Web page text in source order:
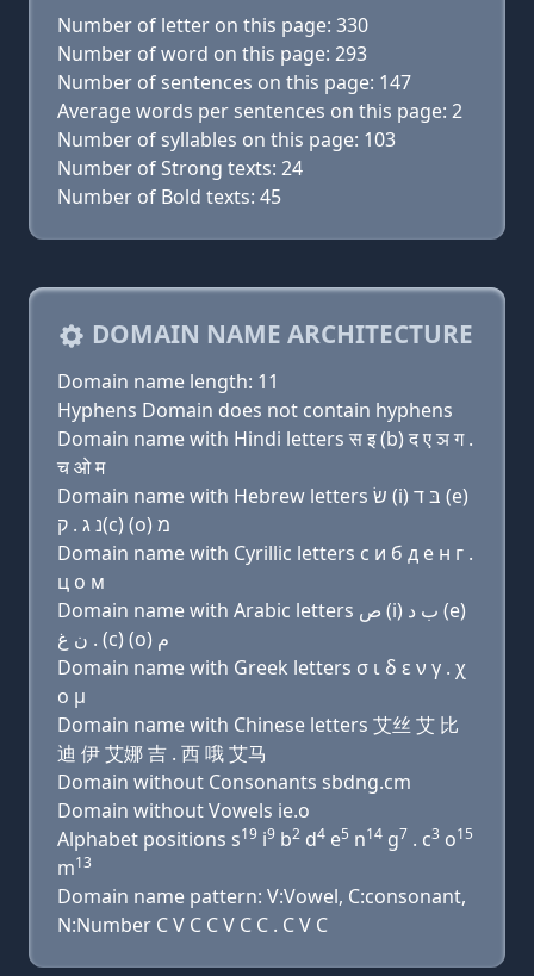
Number of letter on this page: 330
Number of word on this page: 293
Number of sentences on this page: 147
Average words per sentences on this page: 2
Number of syllables on this page: 103
Number of Strong texts: 24
Number of Bold texts: 45
DOMAIN NAME ARCHITECTURE
Domain name length: 11
Hyphens Domain does not contain hyphens
Domain name with Hindi letters स इ (b) द ए ञ ग .
च ओ म
Domain name with Hebrew letters שׂ (i) בּ ד (e)
נ ג . ק(c) (ο) מ
Domain name with Cyrillic letters с и б д e н г .
ц о м
Domain name with Arabic letters ﺹ (i) ﺏ ﺩ (e)
ﻥ ﻍ . (c) (o) ﻡ
Domain name with Greek letters σ ι δ ε ν γ . χ
ο μ
Domain name with Chinese letters 艾丝 艾 比
迪 伊 艾娜 吉 . 西 哦 艾马
Domain without Consonants sbdng.cm
Domain without Vowels ie.o
Alphabet positions s19 i9 b2 d4 e5 n14 g7 . c3 o15
m13
Domain name pattern: V:Vowel, C:consonant,
N:Number C V C C V C C . C V C